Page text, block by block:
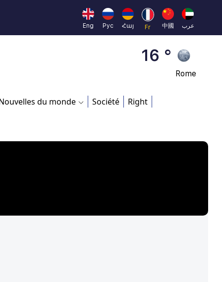
Eng
Рус Հայ Fr 中國 عرب
23 °
Brussels
16 °
du monde Société Right